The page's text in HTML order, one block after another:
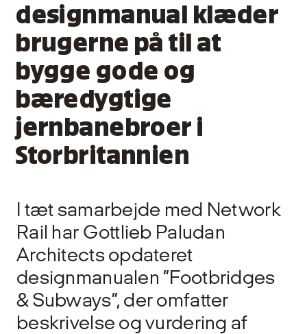
designmanual klæder
brugerne på til at
bygge gode og
bæredygtige
jernbanebroer i
Storbritannien
I tæt samarbejde med Network
Rail har Gottlieb Paludan
Architects opdateret
designmanualen ”Footbridges
& Subways”, der omfatter
beskrivelse og vurdering af